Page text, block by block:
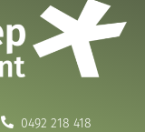
0492 218 418